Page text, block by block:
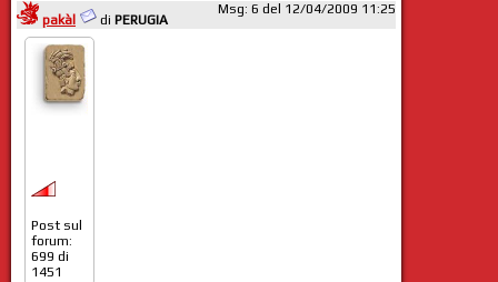
pakàl di PERUGIA
Msg: 6 del 12/04/2009 11:25
Post sul
forum:
699 di
1451